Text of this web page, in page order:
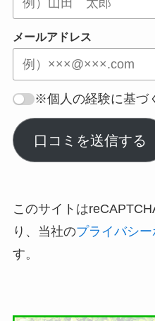
メールアドレス
※個人の経験に基づ
口コミを送信する
このサイトは
り、当社のプライバシ
す。